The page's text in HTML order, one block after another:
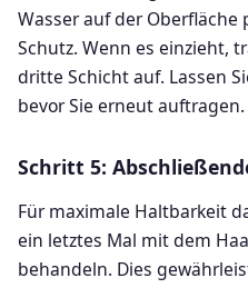
Wasser auf der
Schutz. Wenn es einzieht,
dritte Schicht auf. Lassen
bevor Sie erneut auftragen.
Schritt 5:
Für maximale Haltbarkeit
ein letztes Mal mit dem
behandeln. Dies